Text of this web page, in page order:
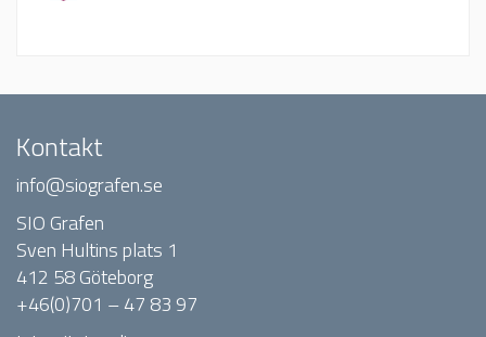
Kontakt
info@siografen.se
SIO Grafen
Sven Hultins plats 1
412 58 Göteborg
+46(0)701 – 47 83 97